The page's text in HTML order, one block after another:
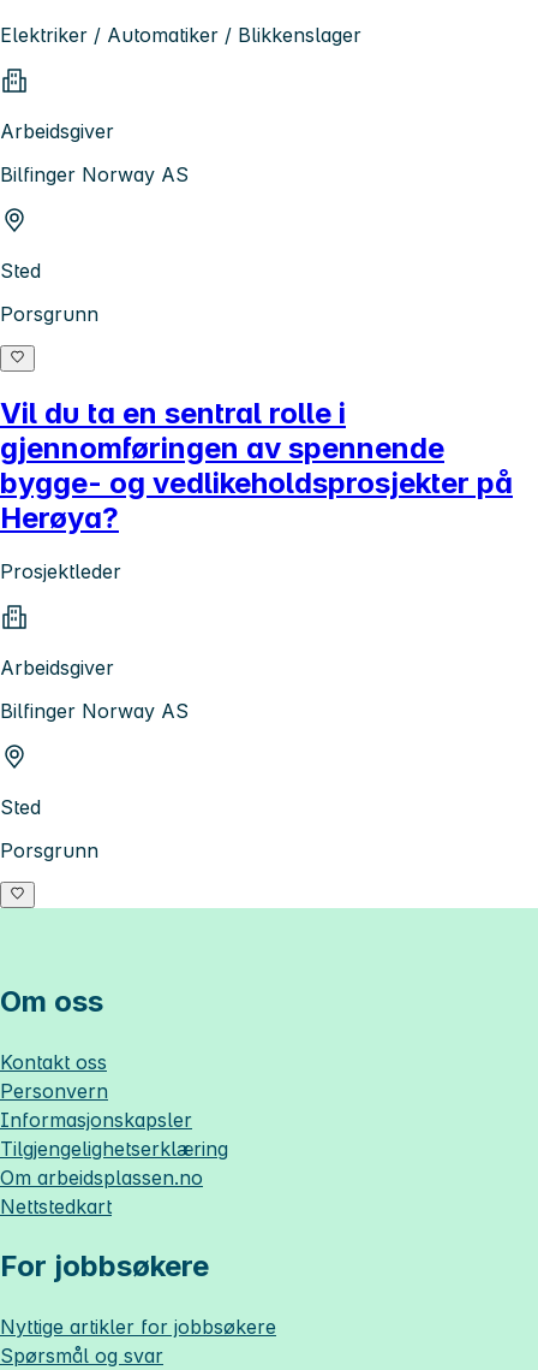
Elektriker / Automatiker / Blikkenslager
Arbeidsgiver
Bilfinger Norway AS
Sted
Porsgrunn
Vil du ta en sentral rolle i
gjennomføringen av spennende
bygge- og vedlikeholdsprosjekter på
Herøya?
Prosjektleder
Arbeidsgiver
Bilfinger Norway AS
Sted
Porsgrunn
Om oss
Kontakt oss
Personvern
Informasjonskapsler
Tilgjengelighetserklæring
Om arbeidsplassen.no
Nettstedkart
For jobbsøkere
Nyttige artikler for jobbsøkere
Spørsmål og svar